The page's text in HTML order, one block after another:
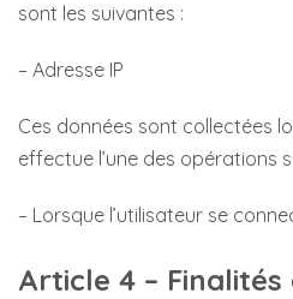
sont les suivantes :
– Adresse IP
Ces données sont collectées
effectue l’une des opérations
– Lorsque l’utilisateur se
Article 4 – Finalités